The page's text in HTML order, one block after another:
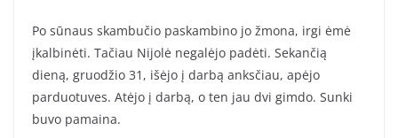
Po sūnaus skambučio paskambino jo žmona, irgi ėmė
įkalbinėti. Tačiau Nijolė negalėjo padėti. Sekančią
dieną, gruodžio 31, išėjo į darbą anksčiau, apėjo
parduotuves. Atėjo į darbą, o ten jau dvi gimdo. Sunki
buvo pamaina.